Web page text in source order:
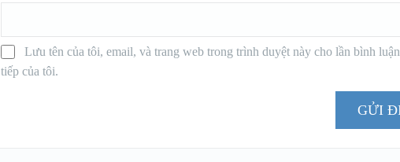
Lưu tên của tôi, email, và trang web trong trình duyệt này cho lần bình
tiếp của tôi.